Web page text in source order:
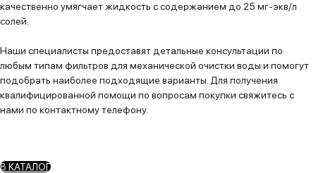
качественно умягчает жидкость с содержанием до 25 мг-экв/л
солей.
Наши специалисты предоставят детальные консультации по
любым типам фильтров для механической очистки воды и помогут
подобрать наиболее подходящие варианты. Для получения
квалифицированной помощи по вопросам покупки свяжитесь с
нами по контактному телефону.
В КАТАЛОГ